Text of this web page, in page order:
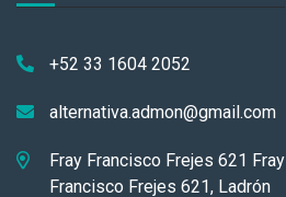
+52 33 1604 2052
alternativa.admon@gmail.com
Fray Francisco Frejes 621 Fray
Francisco Frejes 621, Ladrón